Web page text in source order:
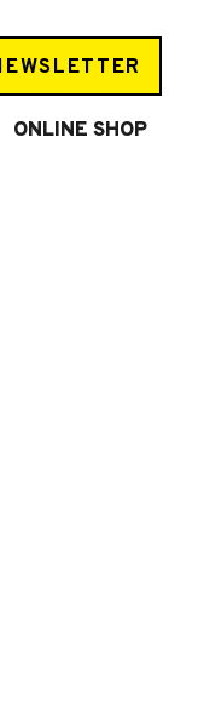
ONLINE SHOP